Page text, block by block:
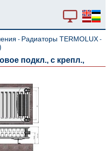
- Радиаторы TERMOLUX -
подкл., с крепл.,